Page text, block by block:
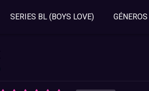
SERIES BL (BOYS LOVE) GÉNEROS